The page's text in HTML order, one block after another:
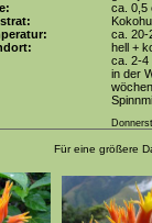
ca. 0,5
ca. 20-
hell +
ca. 2-4
in der
Für eine größere